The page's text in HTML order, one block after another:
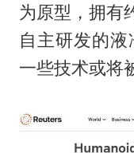
为原型，拥有
自主研发的
一些技术或将